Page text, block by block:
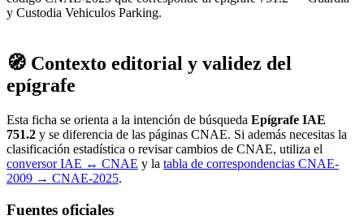
y Custodia Vehiculos Parking.
🧭 Contexto editorial y validez del
epígrafe
Esta ficha se orienta a la intención de búsqueda Epígrafe IAE
751.2 y se diferencia de las páginas CNAE. Si además necesitas la
clasificación estadística o revisar cambios de CNAE, utiliza el
conversor IAE ↔ CNAE y la tabla de correspondencias CNAE-
2009 → CNAE-2025.
Fuentes oficiales